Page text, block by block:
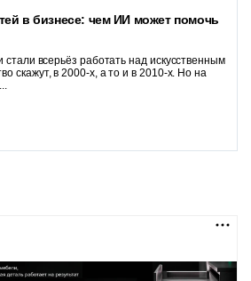
в бизнесе: чем ИИ может помочь
стали всерьёз работать над искусственным
скажут, в 2000-х, а то и в 2010-х. Но на